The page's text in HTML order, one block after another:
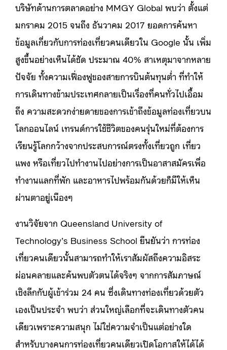
บริษัทด้านการตลาดอย่าง MMGY Global พบว่า ตั้งแต่
มกราคม 2015 จนถึง ธันวาคม 2017 ยอดการค้นหา
ข้อมูลเกี่ยวกับการท่องเที่ยวคนเดียวใน Google นั้น เพิ่ม
สูงขึ้นอย่างเห็นได้ชัด ประมาณ 40% สาเหตุมาจากหลาย
ปัจจัย ทั้งความเฟื่องฟูของสายการบินต้นทุนต่ำ ที่ทำให้
การเดินทางข้ามประเทศกลายเป็นเรื่องที่คนทั่วไปเอื้อม
ถึง ความสะดวกง่ายดายของการเข้าถึงข้อมูลท่องเที่ยวบน
โลกออนไลน์ เทรนด์การใช้ชีวิตของคนรุ่นใหม่ที่ต้องการ
เรียนรู้โลกกว้างจากประสบการณ์ตรงทั้งเที่ยวถูก เที่ยว
แพง หรือเที่ยวไปทำงานไปอย่างการเป็นอาสาสมัครเพื่อ
ทำงานแลกที่พัก และอาหารไปพร้อมกันด้วยก็มีให้เห็น
ผ่านตาอยู่เนืองๆ
งานวิจัยจาก Queensland University of
Technology’s Business School ยืนยันว่า การท่อง
เที่ยวคนเดียวนั้นสามารถทำให้เราสัมผัสถึงความอิสระ
ผ่อนคลายและค้นพบตัวตนได้จริงๆ จากการสัมภาษณ์
เชิงลึกกับผู้เข้าร่วม 24 คน ซึ่งเดินทางท่องเที่ยวด้วยตัว
เองเป็นประจำ พบว่า ส่วนใหญ่เลือกที่จะเดินทางตัวคน
เดียวเพราะความสนุก ไม่ใช่ความจำเป็นแต่อย่างใด
สำหรับบางคนการท่องเที่ยวคนเดียวเปิดโอกาสให้ได้ได้